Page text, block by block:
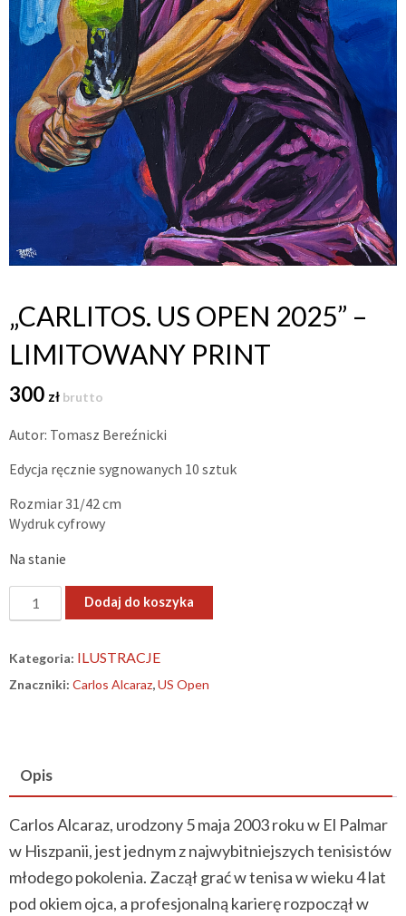
„CARLITOS. US OPEN 2025” –
LIMITOWANY PRINT
300 zł brutto
Autor: Tomasz Bereźnicki
Edycja ręcznie sygnowanych 10 sztuk
Rozmiar 31/42 cm
Wydruk cyfrowy
Na stanie
„Carlitos.
OPEN
2025”
Dodaj do koszyka
Kategoria: ILUSTRACJE
Znaczniki: Carlos Alcaraz,US Open
Opis
Carlos Alcaraz, urodzony 5 maja 2003 roku w El Palmar
w Hiszpanii, jest jednym z najwybitniejszych tenisistów
młodego pokolenia. Zaczął grać w tenisa w wieku 4 lat
pod okiem ojca, a profesjonalną karierę rozpoczął w